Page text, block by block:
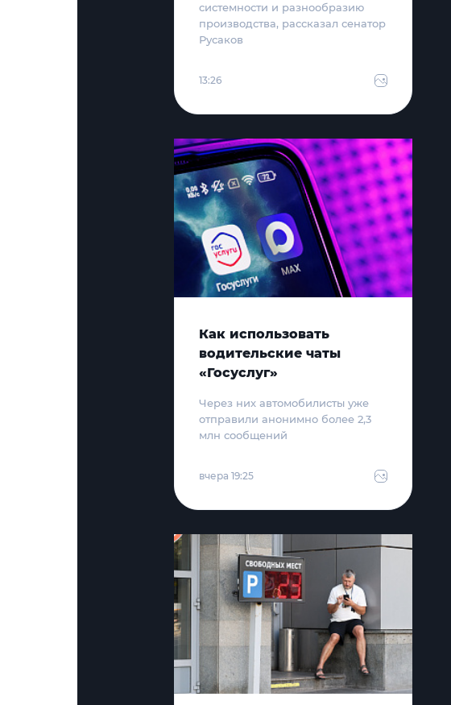
системности и разнообразию
производства, рассказал сенатор
Русаков
13:26
Как использовать
водительские чаты
«Госуслуг»
Через них автомобилисты уже
отправили анонимно более 2,3
млн сообщений
вчера 19:25